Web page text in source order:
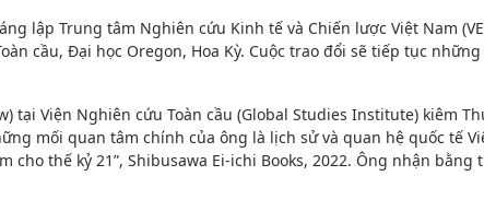
lập Trung tâm Nghiên cứu Kinh tế và Chiến lược Việt Nam
cầu, Đại học Oregon, Hoa Kỳ. Cuộc trao đổi sẽ tiếp tục
tại Viện Nghiên cứu Toàn cầu (Global Studies Institute) kiêm
mối quan tâm chính của ông là lịch sử và quan hệ quốc tế
cho thế kỷ 21”, Shibusawa Ei-ichi Books, 2022. Ông nhận bằng